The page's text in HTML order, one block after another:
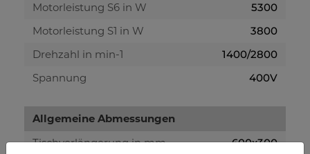
Motorleistung S6 in W
5300
Motorleistung S1 in W
3800
Drehzahl in min-1
1400/2800
Spannung
400V
Allgemeine Abmessungen
Tischverlängerung in mm
600x300